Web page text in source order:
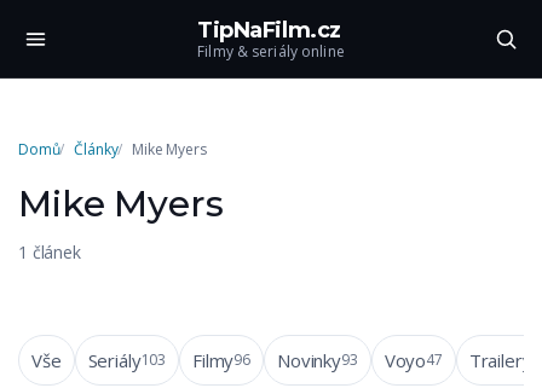
TipNaFilm.cz
Filmy & seriály online
Domů Články Mike Myers
Mike Myers
1 článek
Vše Seriály103 Filmy96 Novinky93 Voyo47 Trailery